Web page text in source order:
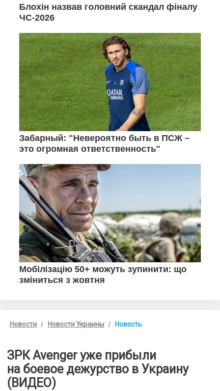
Новости Новости Украины Новость
ЗРК Avenger уже прибыли
на боевое дежурство в Украину
(ВИДЕО)